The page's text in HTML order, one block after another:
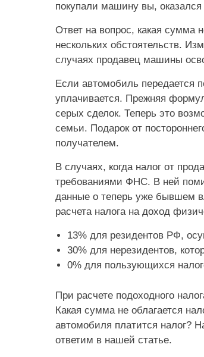
покупали машину вы, оказался
Ответ на вопрос, какая сумма
нескольких обстоятельств.
случаях продавец машины
Если автомобиль передается
уплачивается. Прежняя
серых сделок. Теперь это
семьи. Подарок от
получателем.
В случаях, когда налог от
требованиями ФНС. В ней
данные о теперь уже бывшем
расчета налога на доход
13% для резидентов РФ,
30% для нерезидентов,
0% для пользующихся
При расчете подоходного
Какая сумма не облагается
автомобиля платится налог?
ответим в нашей статье.